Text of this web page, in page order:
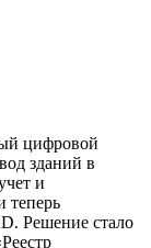
цифровой
зданий в
и
теперь
Решение стало